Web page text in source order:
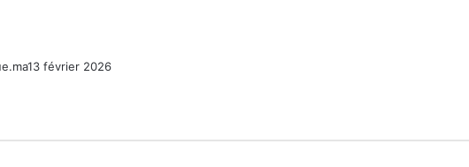
13 février 2026